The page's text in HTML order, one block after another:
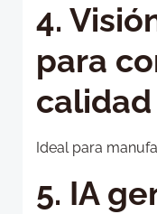
4.
para
calidad
Ideal para
5. IA